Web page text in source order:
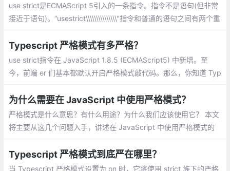
use strict是ECMAScript 5引入的一条指令。指令不是语句(但非常
接近于语句)。“usestrict\\\\\\\\\\\\\\\"指令和普通的语句之间有两个重
Typescript 严格模式有多严格？
use strict指令在 JavaScript 1.8.5 (ECMAScript5) 中新增。至
今，前端 er 们基本都默认开启严格模式敲代码。那么，你知道 Typ
为什么需要在 JavaScript 中使用严格模式？
严格模式是什么意思？有什么用途？为什么我们应该使用它？ 本文
将主要从这几个问题入手，讲述在 JavaScript 中使用严格模式的
Typescript 严格模式到底严在哪里？
当 Typescript 严格模式设置为 on 时，它将使用 strict 族下的严格